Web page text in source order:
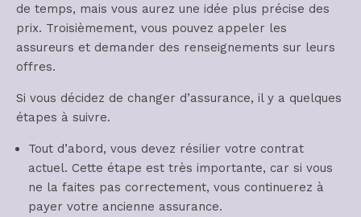
de temps, mais vous aurez une idée plus précise des
prix. Troisièmement, vous pouvez appeler les
assureurs et demander des renseignements sur leurs
offres.
Si vous décidez de changer d’assurance, il y a quelques
étapes à suivre.
Tout d’abord, vous devez résilier votre contrat
actuel. Cette étape est très importante, car si vous
ne la faites pas correctement, vous continuerez à
payer votre ancienne assurance.